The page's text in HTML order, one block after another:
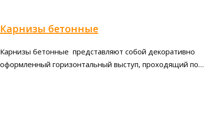
Карнизы бетонные
Карнизы бетонные представляют собой декоративно
оформленный горизонтальный выступ, проходящий по…